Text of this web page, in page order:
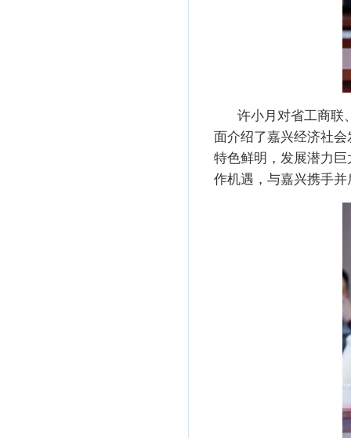
许小月对省工商联
面介绍了嘉兴经济社
特色鲜明，发展潜力
作机遇，与嘉兴携手